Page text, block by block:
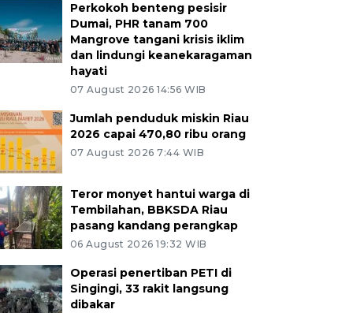
Perkokoh benteng pesisir
Dumai, PHR tanam 700
Mangrove tangani krisis iklim
dan lindungi keanekaragaman
hayati
07 August 2026 14:56 WIB
Jumlah penduduk miskin Riau
2026 capai 470,80 ribu orang
07 August 2026 7:44 WIB
Teror monyet hantui warga di
Tembilahan, BBKSDA Riau
pasang kandang perangkap
06 August 2026 19:32 WIB
Operasi penertiban PETI di
Singingi, 33 rakit langsung
dibakar